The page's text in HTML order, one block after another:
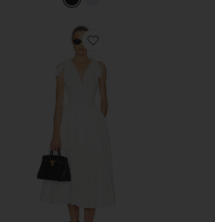
Favorite FAIRWEATHER 원피스